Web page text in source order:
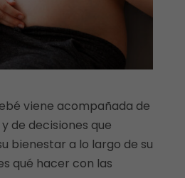
viene acompañada de
de decisiones que
bienestar a lo largo de su
qué hacer con las